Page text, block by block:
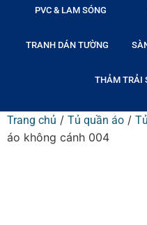
PVC & LAM SÓNG
TRANH DÁN TƯỜNG
THẢM TRẢI
Trang chủ / Tủ quần áo /
áo không cánh 004